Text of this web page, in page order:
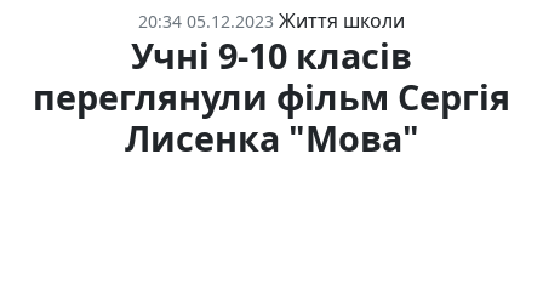
20:34 05.12.2023 Життя школи
Учні 9-10 класів
переглянули фільм Сергія
Лисенка "Мова"